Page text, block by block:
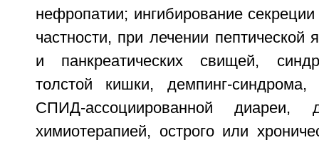
нефропатии; ингибирование
частности, при лечении пептической
и панкреатических свищей,
толстой кишки, демпинг-синдрома,
СПИД-ассоциированной диареи,
химиотерапией, острого или